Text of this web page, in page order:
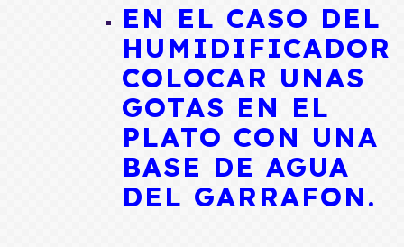
EN EL CASO DEL
HUMIDIFICADOR
COLOCAR UNAS
GOTAS EN EL
PLATO CON UNA
BASE DE AGUA
DEL GARRAFON.